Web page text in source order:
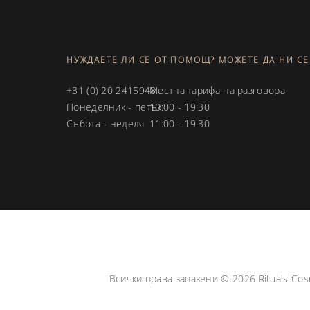
НУЖДАЕТЕ ЛИ СЕ ОТ ПОМОЩ? МОЖЕТЕ ДА НИ СЕ
+31 (0) 20 2415948Местна тарифа на разговора
Понеделник - петък10:00 - 19:30
Събота - неделя 11:00 - 19:30
Всички права запазени © 2026 Rituals